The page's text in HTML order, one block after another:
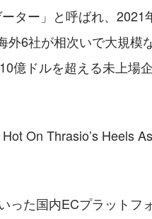
ター」と呼ばれ、2021
外6社が相次いで大規模
億ドルを超える未上場
On Thrasio’s Heels As
った国内ECプラットフ